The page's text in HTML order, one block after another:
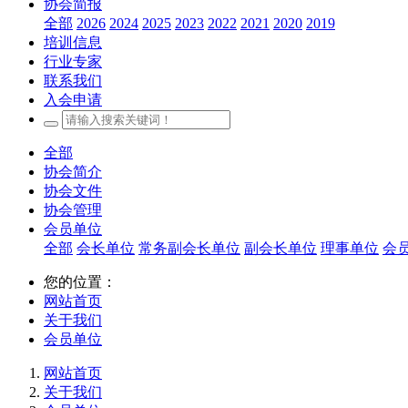
协会简报
全部 2026 2024 2025 2023 2022 2021 2020 2019
培训信息
行业专家
联系我们
入会申请
全部
协会简介
协会文件
协会管理
会员单位
全部 会长单位 常务副会长单位 副会长单位 理事单位 会
您的位置：
网站首页
关于我们
会员单位
网站首页
关于我们